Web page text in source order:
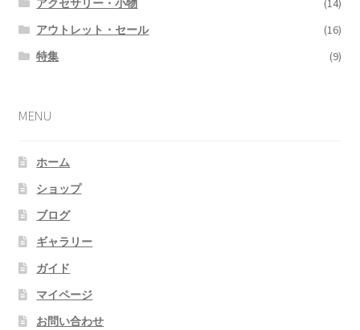
アウトレット・セール
(16)
特集
(9)
MENU
ホーム
ショップ
ブログ
ギャラリー
ガイド
マイページ
お問い合わせ